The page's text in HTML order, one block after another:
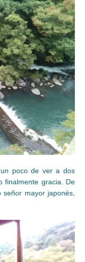
poco de ver a dos
finalmente gracia. De
mayor japonés,